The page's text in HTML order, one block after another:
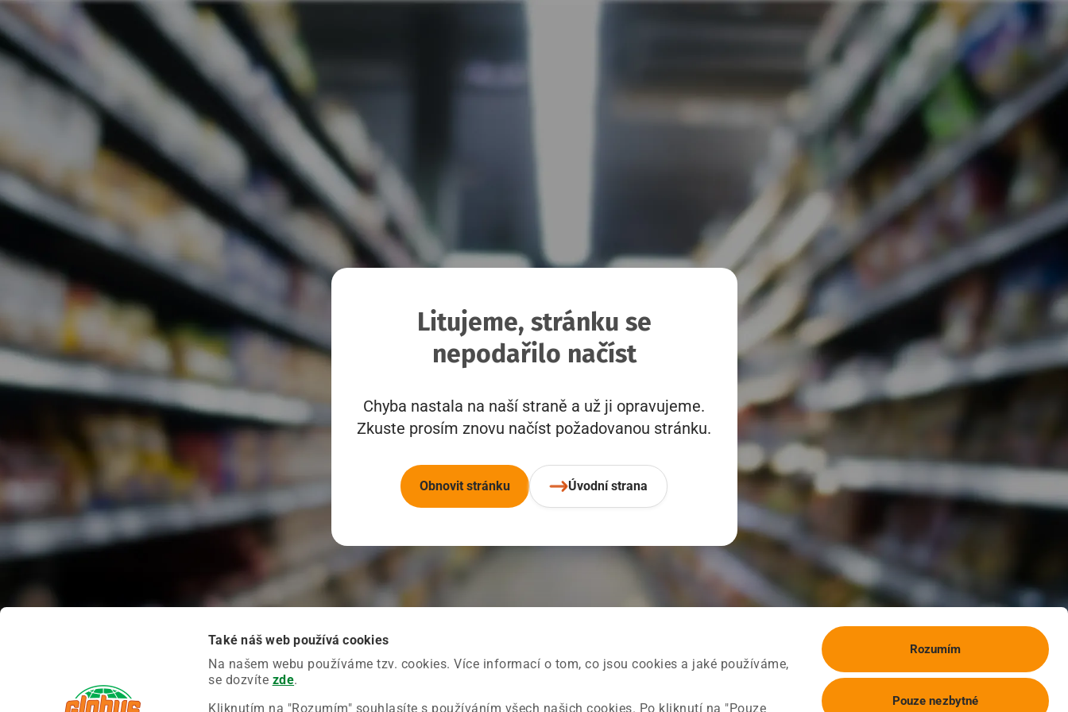
Také náš web používá cookies
Na našem webu používáme tzv. cookies. Více informací o tom, co jsou cookies a jaké používáme,
se dozvíte zde.
Kliknutím na "Rozumím" souhlasíte s používáním všech našich cookies. Po kliknutí na "Pouze
Rozumím
Pouze nezbytné
Litujeme, stránku se
nepodařilo načíst
Chyba nastala na naší straně a už ji opravujeme.
Zkuste prosím znovu načíst požadovanou stránku.
Obnovit stránku Úvodní strana